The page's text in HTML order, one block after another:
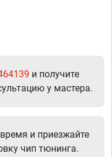
и получите
у мастера.
и приезжайте
чип тюнинга.